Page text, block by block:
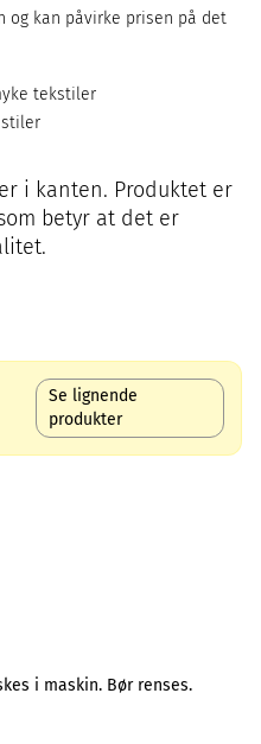
og kan påvirke prisen på det
tekstiler
stiler
i kanten. Produktet er
betyr at det er
Se lignende
produkter
i maskin. Bør renses.